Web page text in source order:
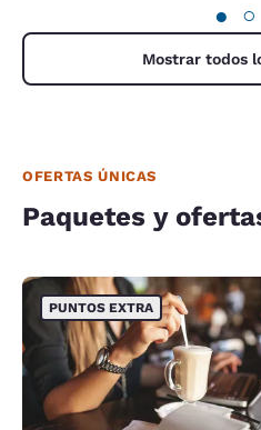
● ○
Mostrar todos
OFERTAS ÚNICAS
Paquetes y
PUNTOS EXTRA